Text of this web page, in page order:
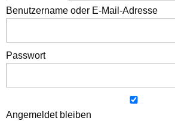
Benutzername oder E-Mail-Adresse
Passwort
Angemeldet bleiben